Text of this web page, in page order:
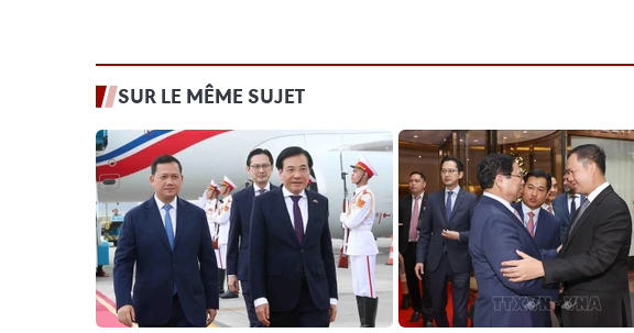
SUR LE MÊME SUJET